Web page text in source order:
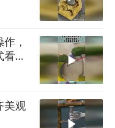
，
着
美观